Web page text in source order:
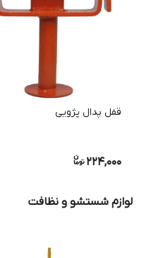
قفل پدال پژویی
224,000
لوازم شستشو و نظافت